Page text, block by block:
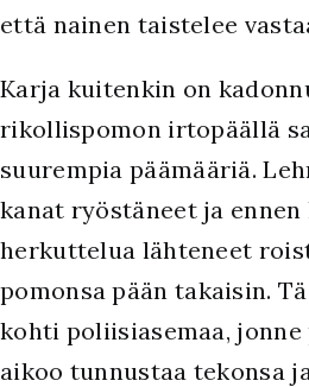
että nainen taistelee
Karja kuitenkin on
rikollispomon irtopäällä
suurempia päämääriä.
kanat ryöstäneet ja
herkuttelua lähteneet
pomonsa pään takaisin.
kohti poliisiasemaa,
aikoo tunnustaa tekonsa